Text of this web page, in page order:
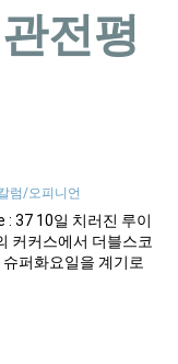
전평
럼/오피니언
37 10일 치러진 루이
커커스에서 더블스코
퍼화요일을 계기로